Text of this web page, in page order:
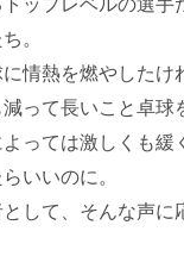
。
情熱を燃やした
って長いこと卓球
っては激しくも
いいのに。
して、そんな声に